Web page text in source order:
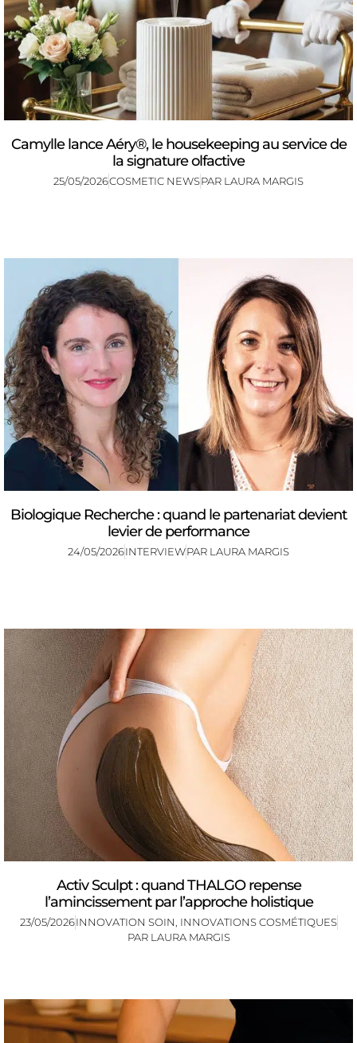
Camylle lance Aéry®, le housekeeping au service de
la signature olfactive
25/05/2026COSMETIC NEWSPAR LAURA MARGIS
Biologique Recherche : quand le partenariat devient
levier de performance
24/05/2026INTERVIEWPAR LAURA MARGIS
Activ Sculpt : quand THALGO repense
l’amincissement par l’approche holistique
23/05/2026INNOVATION SOIN INNOVATIONS COSMÉTIQUES
PAR LAURA MARGIS